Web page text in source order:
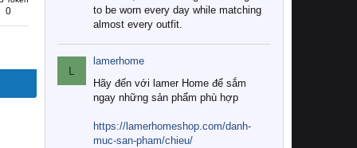
0
to be worn every day while matching
almost every outfit.
L
lamerhome
Hãy đến với lamer Home để sắm
ngay những sản phẩm phù hợp
https://lamerhomeshop.com/danh-
muc-san-pham/chieu/